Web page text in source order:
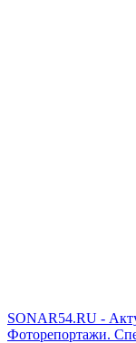
SONAR54.RU -
Фоторепортажи.